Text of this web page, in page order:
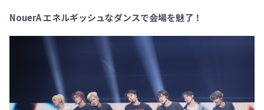
NouerA エネルギッシュなダンスで会場を魅了！